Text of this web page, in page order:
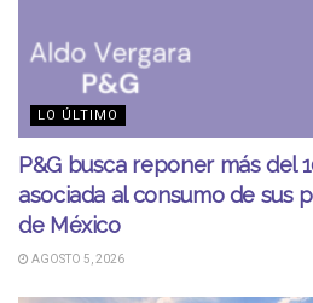
LO ÚLTIMO
P&G busca reponer más del
asociada al consumo de sus
de México
AGOSTO 5, 2026